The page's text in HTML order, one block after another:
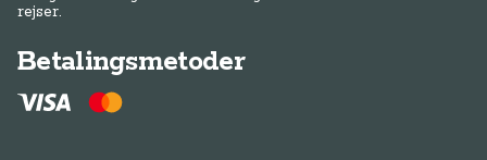
rejser.
Betalingsmetoder